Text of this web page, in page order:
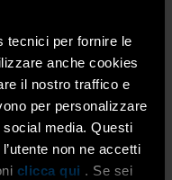
tecnici per fornire le
anche cookies
il nostro traffico e
per personalizzare
media. Questi
non ne accetti
clicca qui . Se sei
31 dicembre, in 40
provincia, è possibile
borse di
Mario Negri,